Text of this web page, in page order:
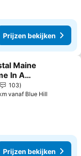
Prijzen bekijken
aan favorieten
Maine
In A
103
vanaf Blue Hill
Prijzen bekijken